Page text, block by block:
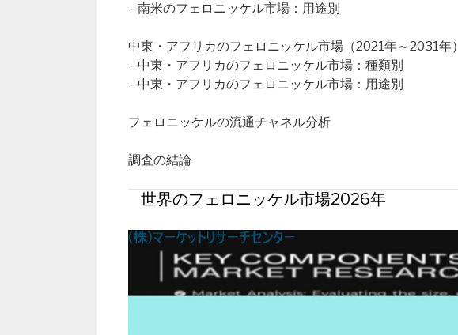
– 南米のフェロニッケル市場：用途別
中東・アフリカのフェロニッケル市場（2021年～2031年）
– 中東・アフリカのフェロニッケル市場：種類別
– 中東・アフリカのフェロニッケル市場：用途別
フェロニッケルの流通チャネル分析
調査の結論
世界のフェロニッケル市場2026年